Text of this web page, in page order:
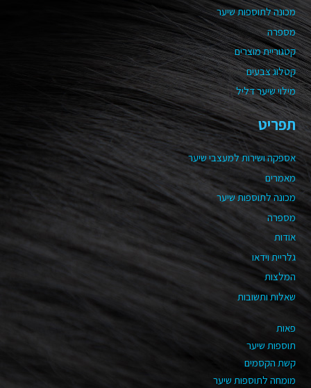
מכונה לתוספות שיער
מספרה
קטגוריית מוצרים
קטלוג צבעים
מילוי שיער דליל
תפריט
אספקה ושירות למעצבי שיער
מאמרים
מכונה לתוספות שיער
מספרה
אודות
גלריית וידאו
המלצות
שאלות ותשובות
פאות
תוספות שיער
קשת הקסמים
מומחה לתוספות שיער